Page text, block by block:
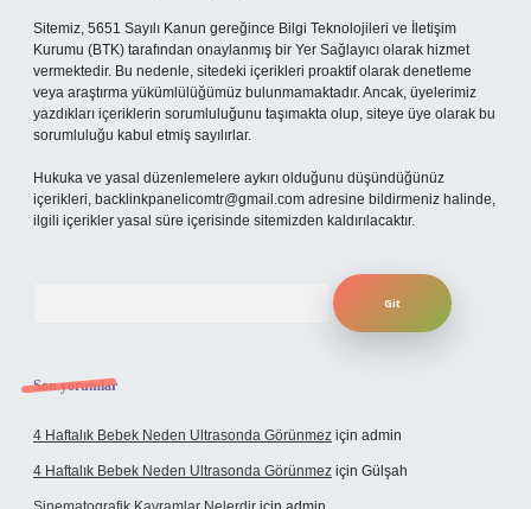
Sitemiz, 5651 Sayılı Kanun gereğince Bilgi Teknolojileri ve İletişim
Kurumu (BTK) tarafından onaylanmış bir Yer Sağlayıcı olarak hizmet
vermektedir. Bu nedenle, sitedeki içerikleri proaktif olarak denetleme
veya araştırma yükümlülüğümüz bulunmamaktadır. Ancak, üyelerimiz
yazdıkları içeriklerin sorumluluğunu taşımakta olup, siteye üye olarak bu
sorumluluğu kabul etmiş sayılırlar.
Hukuka ve yasal düzenlemelere aykırı olduğunu düşündüğünüz
içerikleri, backlinkpanelicomtr@gmail.com adresine bildirmeniz halinde,
ilgili içerikler yasal süre içerisinde sitemizden kaldırılacaktır.
Son yorumlar
4 Haftalık Bebek Neden Ultrasonda Görünmez için admin
4 Haftalık Bebek Neden Ultrasonda Görünmez için Gülşah